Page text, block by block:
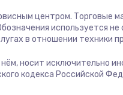
центром. Торговые
используется
в отношении техники
носит исключительно
кодекса Российской